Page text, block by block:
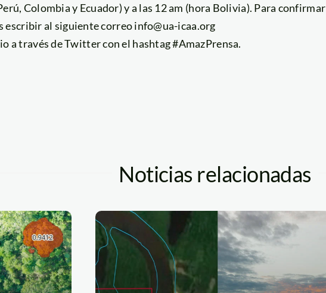
Colombia y Ecuador) y a las 12 am (hora Bolivia). Para confirmar
al siguiente correo info@ua-icaa.org
a través de Twitter con el hashtag #AmazPrensa.
Noticias relacionadas